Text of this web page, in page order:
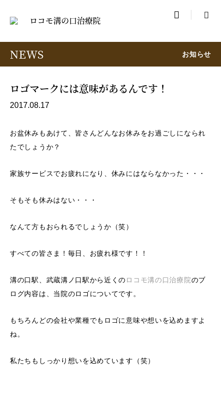

NEWS お知らせ
ロゴマークには意味があるんです！
2017.08.17
お盆休みもあけて、皆さんどんなお休みをお過ごしになられ
たでしょうか？
家族サービスでお疲れになり、休みにはならなかった・・・
そもそも休みはない・・・
なんて方もおられるでしょうか（笑）
すべての皆さま！毎日、お疲れ様です！！
溝の口駅、武蔵溝ノ口駅から近くのロコモ溝の口治療院のブ
ログ内容は、当院のロゴについてです。
もちろんどの会社や業種でもロゴに意味や想いを込めますよ
ね。
私たちもしっかり想いを込めています（笑）